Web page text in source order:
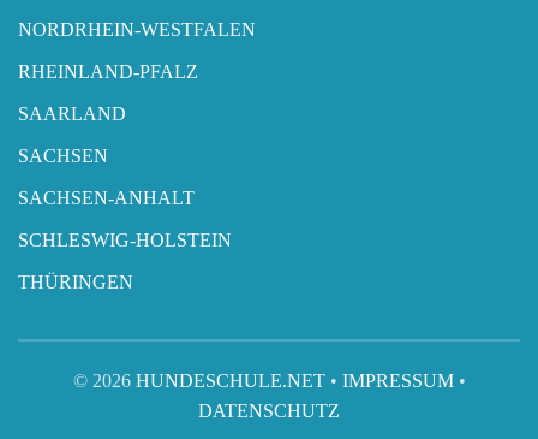
NORDRHEIN-WESTFALEN
RHEINLAND-PFALZ
SAARLAND
SACHSEN
SACHSEN-ANHALT
SCHLESWIG-HOLSTEIN
THÜRINGEN
© 2026 HUNDESCHULE.NET• IMPRESSUM•
DATENSCHUTZ